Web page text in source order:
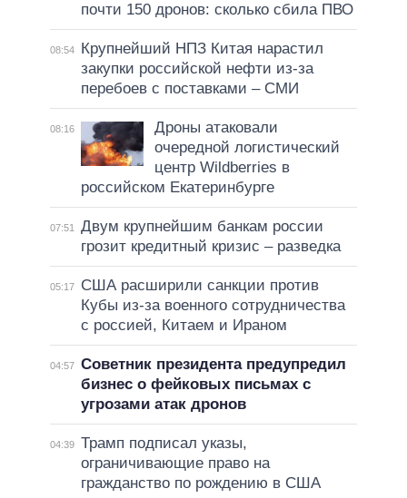
почти 150 дронов: сколько сбила ПВО
08:54
Крупнейший НПЗ Китая нарастил
закупки российской нефти из-за
перебоев с поставками – СМИ
08:16
Дроны атаковали
очередной логистический
центр Wildberries в
российском Екатеринбурге
07:51
Двум крупнейшим банкам россии
грозит кредитный кризис – разведка
05:17
США расширили санкции против
Кубы из-за военного сотрудничества
с россией, Китаем и Ираном
04:57 Советник президента предупредил
бизнес о фейковых письмах с
угрозами атак дронов
04:39 Трамп подписал указы,
ограничивающие право на
гражданство по рождению в США